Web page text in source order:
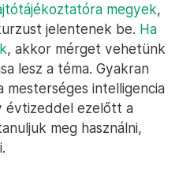
megyek,
jelentenek be. Ha
, akkor mérget vehetünk
lesz a téma. Gyakran
intelligencia
évtizeddel ezelőtt a
meg használni,